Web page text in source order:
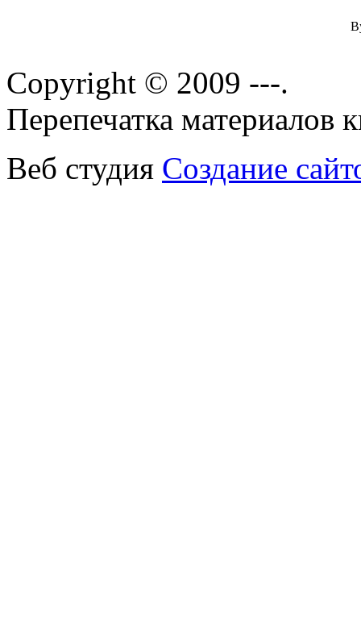
Copyright © 2009 ---.
Перепечатка материалов
Веб студия Создание